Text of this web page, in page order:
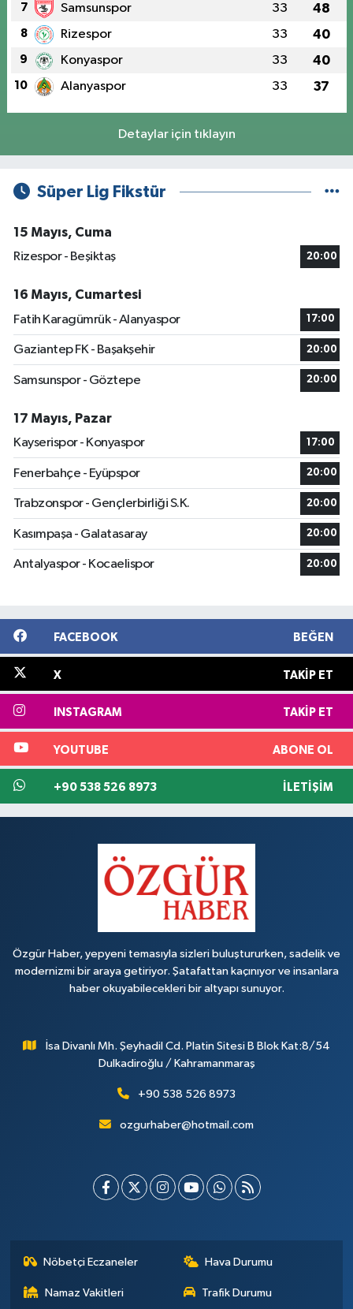
7 Samsunspor 33 48
8 Rizespor 33 40
9 Konyaspor 33 40
10 Alanyaspor 33 37
Detaylar için tıklayın
Süper Lig Fikstür
15 Mayıs, Cuma
Rizespor - Beşiktaş
20:00
16 Mayıs, Cumartesi
Fatih Karagümrük - Alanyaspor
17:00
Gaziantep FK - Başakşehir 20:00
Samsunspor - Göztepe 20:00
17 Mayıs, Pazar
Kayserispor - Konyaspor
17:00
Fenerbahçe - Eyüpspor 20:00
Trabzonspor - Gençlerbirliği S.K. 20:00
Kasımpaşa - Galatasaray 20:00
Antalyaspor - Kocaelispor 20:00
FACEBOOK BEĞEN
X TAKIP ET
INSTAGRAM TAKIP ET
YOUTUBE ABONE OL
+90 538 526 8973 İLETIŞIM
Özgür Haber, yepyeni temasıyla sizleri buluştururken, sadelik ve
modernizmi bir araya getiriyor. Şatafattan kaçınıyor ve insanlara
haber okuyabilecekleri bir altyapı sunuyor.
İsa Divanlı Mh. Şeyhadil Cd. Platin Sitesi B Blok Kat:8/54
Dulkadiroğlu / Kahramanmaraş
+90 538 526 8973
ozgurhaber@hotmail.com
Nöbetçi Eczaneler Hava Durumu
Namaz Vakitleri Trafik Durumu